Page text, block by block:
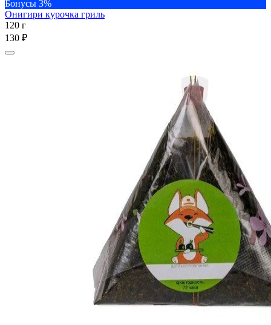
Бонусы 3%
Онигири курочка гриль
120 г
130 ₽